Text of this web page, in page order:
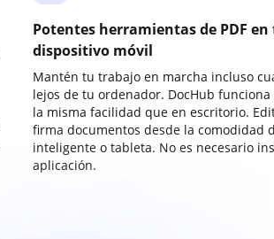
Potentes herramientas de PDF en
dispositivo móvil
Mantén tu trabajo en marcha incluso
lejos de tu ordenador. DocHub funciona
la misma facilidad que en escritorio.
firma documentos desde la comodidad
inteligente o tableta. No es necesario
aplicación.